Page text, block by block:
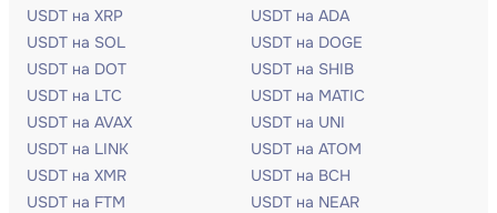
USDT на XRP
USDT на ADA
USDT на SOL
USDT на DOGE
USDT на DOT
USDT на SHIB
USDT на LTC
USDT на MATIC
USDT на AVAX
USDT на UNI
USDT на LINK
USDT на ATOM
USDT на XMR
USDT на BCH
USDT на FTM
USDT на NEAR